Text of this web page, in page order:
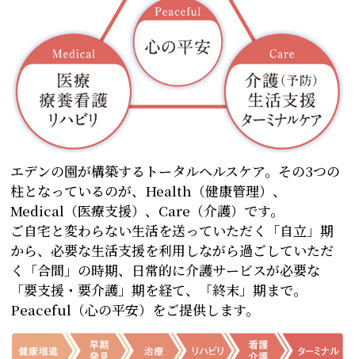
エデンの園が構築するトータルヘルスケア。その3つの
柱となっているのが、Health（健康管理）、
Medical（医療支援）、Care（介護）です。
ご自宅と変わらない生活を送っていただく「自立」期
から、必要な生活支援を利用しながら過ごしていただ
く「合間」の時期、日常的に介護サービスが必要な
「要支援・要介護」期を経て、「終末」期まで。
Peaceful（心の平安）をご提供します。